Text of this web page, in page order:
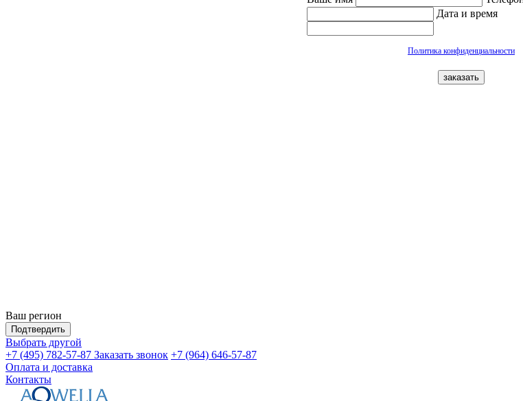
Дата и время
Политика конфиденциальности
заказать
Ваш регион
Подтвердить
Выбрать другой
+7 (495) 782-57-87 Заказать звонок +7 (964) 646-57-87
Оплата и доставка
Контакты